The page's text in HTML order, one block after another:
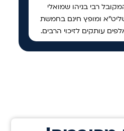
רבי בניהו שמואלי
ומופץ חינם בחמשת
עותקים לזיכוי הרבים.